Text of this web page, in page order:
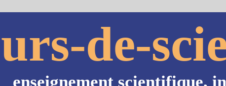
de-
enseignement scientifique,